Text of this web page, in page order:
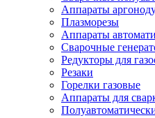
Аппараты
Плазморезы
Аппараты
Сварочные
Редукторы для
Резаки
Горелки газовые
Аппараты для